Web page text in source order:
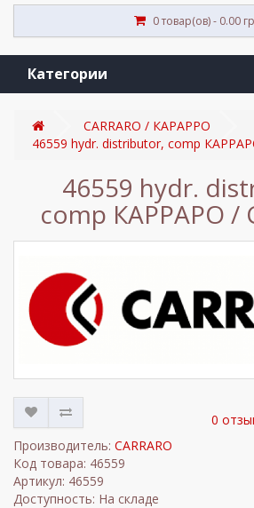
0 товар(ов) - 0.00
Категории
CARRARO / КАРАРРО
46559 hydr. distributor, comp
46559 hydr.
comp КАРРАРО /
0
Производитель: CARRARO
Код товара: 46559
Артикул: 46559
Доступность: На складе